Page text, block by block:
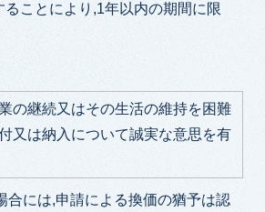
ことにより,1年以内の期間に限
の継続又はその生活の維持を困難
又は納入について誠実な意思を有
には,申請による換価の猶予は認